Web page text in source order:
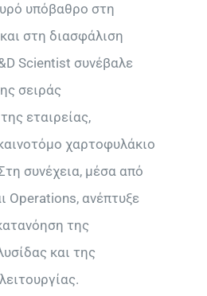
υπόβαθρο στη
στη διασφάλιση
Scientist συνέβαλε
σειράς
εταιρείας,
χαρτοφυλάκιο
συνέχεια, μέσα από
Operations, ανέπτυξε
της
και της